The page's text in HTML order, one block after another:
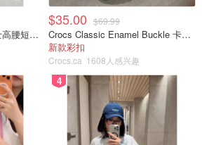
lululemon Softstreme 女士高腰短裤 10cm
$35.00 $69.99
Crocs Classic Enamel Buckle 卡骆驰布扣便鞋
新款彩扣
Crocs.ca 1608人感兴趣
4